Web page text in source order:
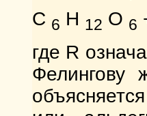
С 6 Н 12 О 6
где R
Фелингову